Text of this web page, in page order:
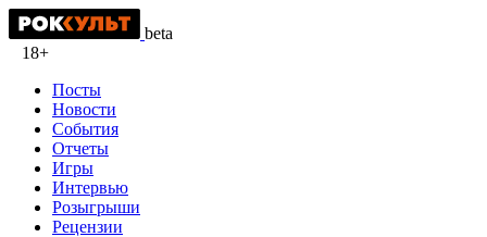
beta
18+
Посты
Новости
События
Отчеты
Игры
Интервью
Розыгрыши
Рецензии